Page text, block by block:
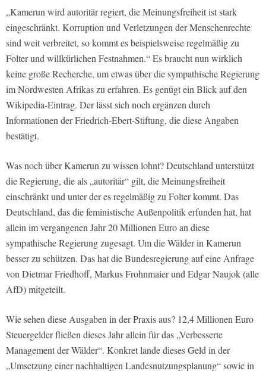
„Kamerun wird autoritär regiert, die Meinungsfreiheit ist stark
eingeschränkt. Korruption und Verletzungen der Menschenrechte
sind weit verbreitet, so kommt es beispielsweise regelmäßig zu
Folter und willkürlichen Festnahmen.“ Es braucht nun wirklich
keine große Recherche, um etwas über die sympathische Regierung
im Nordwesten Afrikas zu erfahren. Es genügt ein Blick auf den
Wikipedia-Eintrag. Der lässt sich noch ergänzen durch
Informationen der Friedrich-Ebert-Stiftung, die diese Angaben
bestätigt.
Was noch über Kamerun zu wissen lohnt? Deutschland unterstützt
die Regierung, die als „autoritär“ gilt, die Meinungsfreiheit
einschränkt und unter der es regelmäßig zu Folter kommt. Das
Deutschland, das die feministische Außenpolitik erfunden hat, hat
allein im vergangenen Jahr 20 Millionen Euro an diese
sympathische Regierung zugesagt. Um die Wälder in Kamerun
besser zu schützen. Das hat die Bundesregierung auf eine Anfrage
von Dietmar Friedhoff, Markus Frohnmaier und Edgar Naujok (alle
AfD) mitgeteilt.
Wie sehen diese Ausgaben in der Praxis aus? 12,4 Millionen Euro
Steuergelder fließen dieses Jahr allein für das „Verbesserte
Management der Wälder“. Konkret lande dieses Geld in der
„Umsetzung einer nachhaltigen Landesnutzungsplanung“ sowie in